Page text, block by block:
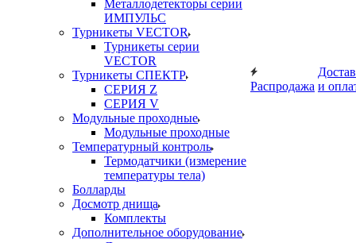
Металлодетекторы серии
ИМПУЛЬС
Турникеты VECTOR
Турникеты серии
VECTOR
Турникеты СПЕКТР
СЕРИЯ Z
СЕРИЯ V
Модульные проходные
Модульные проходные
Температурный контроль
Термодатчики (измерение
температуры тела)
Болларды
Досмотр днища
Комплекты
Дополнительное оборудование
Распродажа и